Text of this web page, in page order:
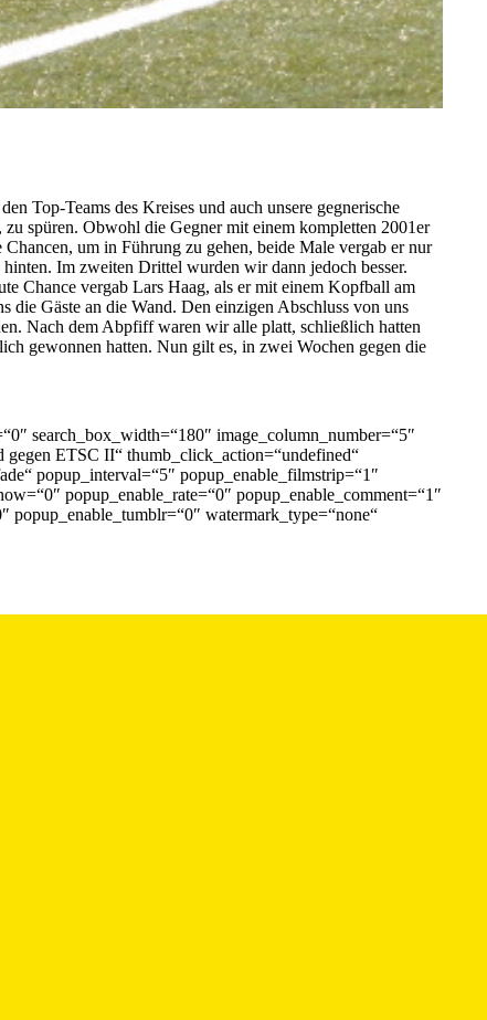
Top-Teams des Kreises und auch unsere gegnerische
spüren. Obwohl die Gegner mit einem kompletten 2001er
um in Führung zu gehen, beide Male vergab er nur
Im zweiten Drittel wurden wir dann jedoch besser.
Chance vergab Lars Haag, als er mit einem Kopfball am
die Gäste an die Wand. Den einzigen Abschluss von uns
Nach dem Abpfiff waren wir alle platt, schließlich hatten
gewonnen hatten. Nun gilt es, in zwei Wochen gegen die
search_box_width=“180″ image_column_number=“5″
gegen ETSC II“ thumb_click_action=“undefined“
popup_interval=“5″ popup_enable_filmstrip=“1″
popup_enable_rate=“0″ popup_enable_comment=“1″
popup_enable_tumblr=“0″ watermark_type=“none“